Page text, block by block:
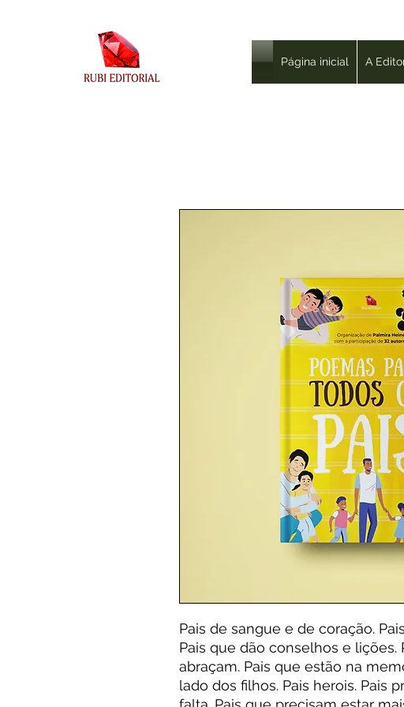
Página inicial A
Pais de sangue e de coração.
Pais que dão conselhos e lições.
abraçam. Pais que estão na
lado dos filhos. Pais herois. Pais